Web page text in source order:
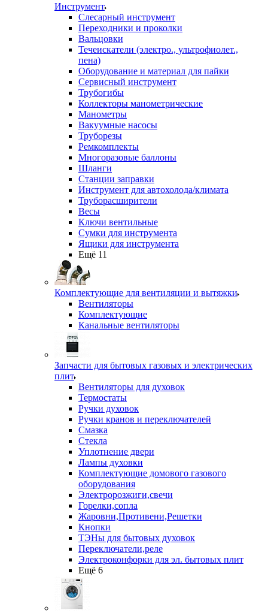
Инструмент
Слесарный инструмент
Переходники и проколки
Вальцовки
Течеискатели (электро., ультрофиолет.,
пена)
Оборудование и материал для пайки
Сервисный инструмент
Трубогибы
Коллекторы манометрические
Манометры
Вакуумные насосы
Труборезы
Ремкомплекты
Многоразовые баллоны
Шланги
Станции заправки
Инструмент для автохолода/климата
Труборасширители
Весы
Ключи вентильные
Сумки для инструмента
Ящики для инструмента
Ещё 11
Комплектующие для вентиляции и вытяжки
Вентиляторы
Комплектующие
Канальные вентиляторы
Запчасти для бытовых газовых и электрических
плит
Вентиляторы для духовок
Термостаты
Ручки духовок
Ручки кранов и переключателей
Смазка
Стекла
Уплотнение двери
Лампы духовки
Комплектующие домового газового
оборудования
Электророзжиги,свечи
Горелки,сопла
Жаровни,Противени,Решетки
Кнопки
ТЭНы для бытовых духовок
Переключатели,реле
Электроконфорки для эл. бытовых плит
Ещё 6